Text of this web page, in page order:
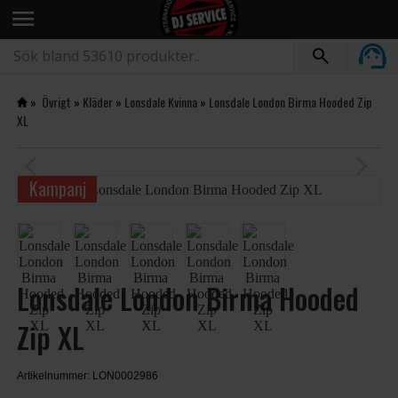
menu
» Övrigt » Kläder» Lonsdale Kvinna» Lonsdale London Birma Hooded Zip
XL
Kampanj
Lonsdale London Birma Hooded
Zip XL
Artikelnummer: LON0002986